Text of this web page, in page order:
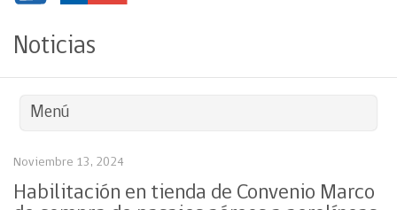
Noticias
Menú
Noviembre 13, 2024
Habilitación en tienda de Convenio Marco